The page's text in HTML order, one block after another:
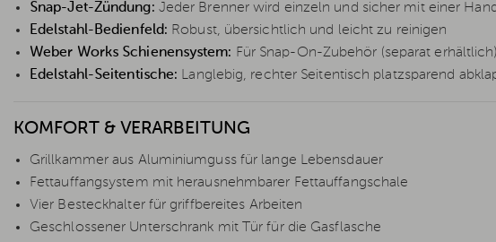
Snap-Jet-Zündung: Jeder Brenner wird einzeln und sicher mit einer
Edelstahl-Bedienfeld: Robust, übersichtlich und leicht zu reinigen
Weber Works Schienensystem: Für Snap-On-Zubehör (separat erhältlich)
Edelstahl-Seitentische: Langlebig, rechter Seitentisch platzsparend
KOMFORT & VERARBEITUNG
Grillkammer aus Aluminiumguss für lange Lebensdauer
Fettauffangsystem mit herausnehmbarer Fettauffangschale
Vier Besteckhalter für griffbereites Arbeiten
Geschlossener Unterschrank mit Tür für die Gasflasche